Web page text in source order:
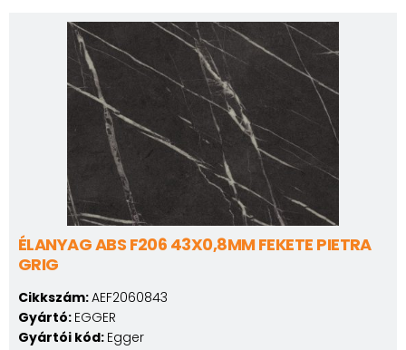
ÉLANYAG ABS F206 43X0,8MM FEKETE PIETRA
GRIG
Cikkszám:AEF2060843
Gyártó: EGGER
Gyártói kód: Egger